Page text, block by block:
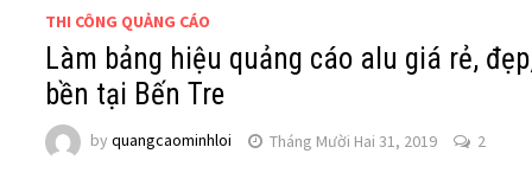
THI CÔNG QUẢNG CÁO
Làm bảng hiệu quảng cáo alu giá rẻ,
bền tại Bến Tre
byquangcaominhloi Tháng Mười Hai 31, 2019 2